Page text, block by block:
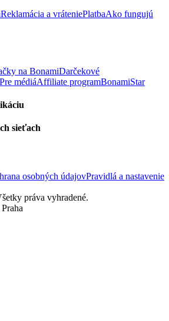
Reklamácia a vráteniePlatbaAko fungujú
na BonamiDarčekové
Pre médiáAffiliate programBonamiStar
sieťach
osobných údajovPravidlá a nastavenie
práva vyhradené.